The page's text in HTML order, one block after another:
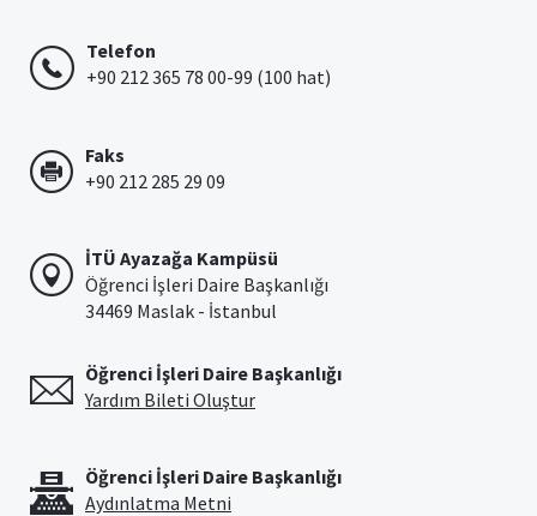
Telefon
+90 212 365 78 00-99 (100 hat)
Faks
+90 212 285 29 09
İTÜ Ayazağa Kampüsü
Öğrenci İşleri Daire Başkanlığı
34469 Maslak - İstanbul
Öğrenci İşleri Daire Başkanlığı
Yardım Bileti Oluştur
Öğrenci İşleri Daire Başkanlığı
Aydınlatma Metni